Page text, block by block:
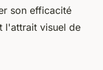
son efficacité
l'attrait visuel de